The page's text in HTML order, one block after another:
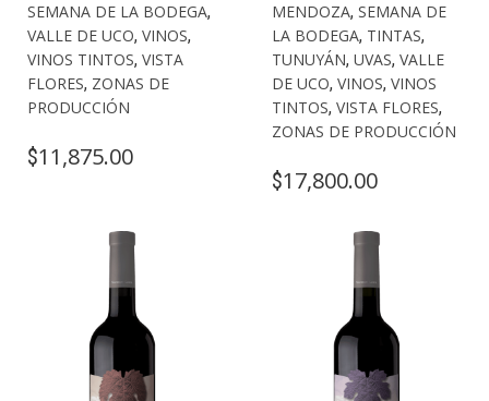
SEMANA DE LA BODEGA,
VALLE DE UCO, VINOS,
VINOS TINTOS, VISTA
FLORES, ZONAS DE
PRODUCCIÓN
$11,875.00
MENDOZA, SEMANA DE
LA BODEGA, TINTAS,
TUNUYÁN, UVAS, VALLE
DE UCO, VINOS, VINOS
TINTOS, VISTA FLORES,
ZONAS DE PRODUCCIÓN
$17,800.00